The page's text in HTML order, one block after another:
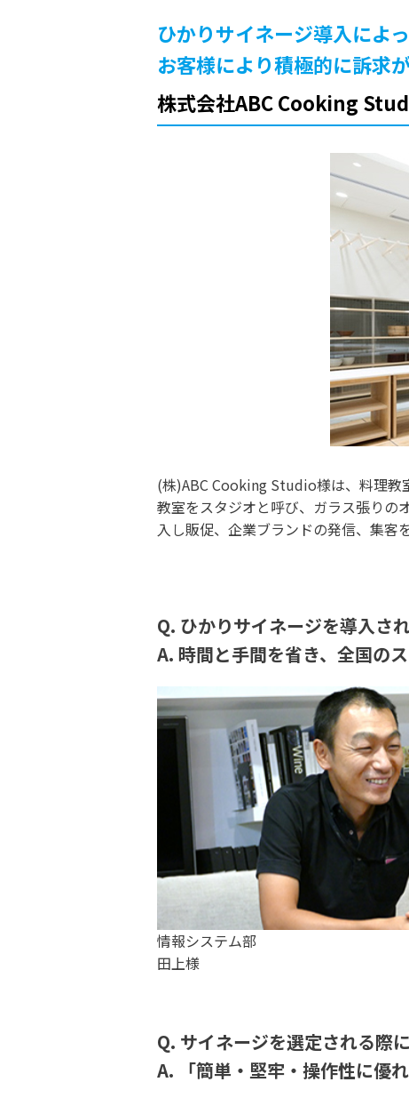
株式会社ABC Cooking
ひかりサイネージ導入によ
お客様により積極的に訴求
(株)ABC Cooking Studio様は、料理教
教室をスタジオと呼び、ガラス張りの
入し販促、企業ブランドの発信、集客
Q. ひかりサイネージを導入さ
A. 時間と手間を省き、全国の
情報システム部
田上様
Q. サイネージを選定される際
A. 「簡単・堅牢・操作性に優